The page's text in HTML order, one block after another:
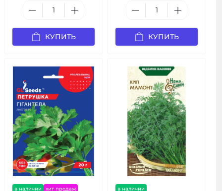
КУПИТЬ КУПИТЬ
в наличии хит продаж в наличии